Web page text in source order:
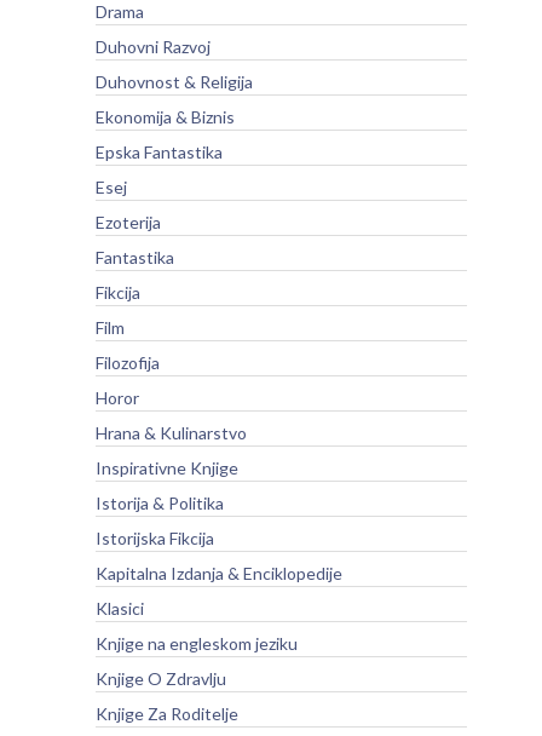
Drama
Duhovni Razvoj
Duhovnost & Religija
Ekonomija & Biznis
Epska Fantastika
Esej
Ezoterija
Fantastika
Fikcija
Film
Filozofija
Horor
Hrana & Kulinarstvo
Inspirativne Knjige
Istorija & Politika
Istorijska Fikcija
Kapitalna Izdanja & Enciklopedije
Klasici
Knjige na engleskom jeziku
Knjige O Zdravlju
Knjige Za Roditelje